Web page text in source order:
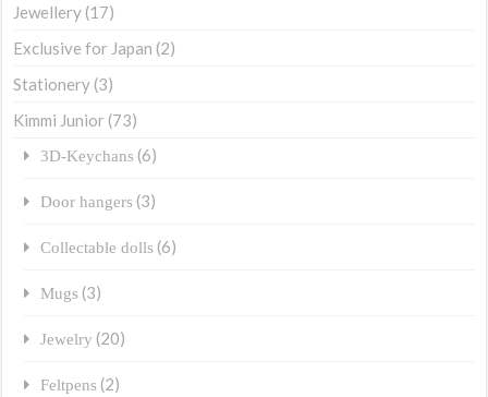
Jewellery (17)
Exclusive for Japan (2)
Stationery (3)
Kimmi Junior (73)
3D-Keychans (6)
Door hangers (3)
Collectable dolls (6)
Mugs (3)
Jewelry (20)
Feltpens (2)